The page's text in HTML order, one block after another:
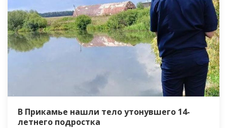
В Прикамье нашли тело утонувшего 14-
летнего подростка